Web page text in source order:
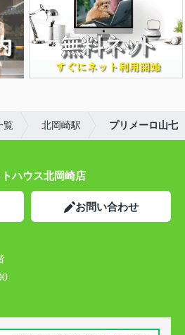
覧 北岡崎駅 プリメーロ山七
ハウス北岡崎店
お問い合わせ